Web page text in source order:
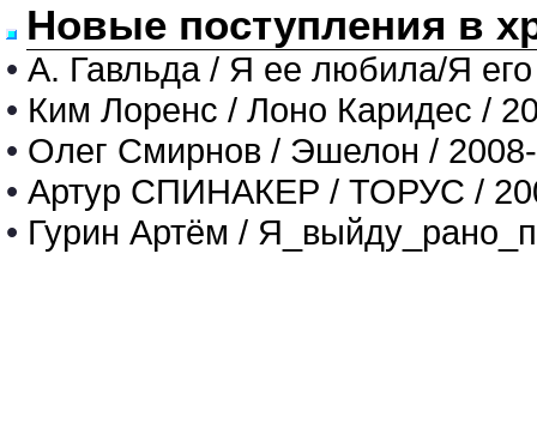
Новые поступления в
• А. Гавльда / Я ее любила/Я
• Ким Лоренс / Лоно Каридес /
• Олег Смирнов / Эшелон /
• Артур СПИНАКЕР / ТОРУС /
• Гурин Артём /